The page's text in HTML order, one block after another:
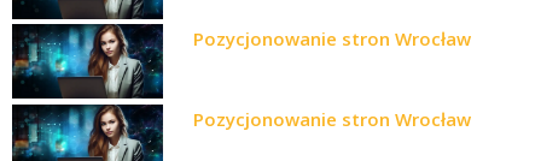
Pozycjonowanie stron Wrocław
Pozycjonowanie stron Wrocław